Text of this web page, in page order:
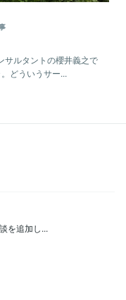
サルタントの櫻井義之で
どういうサー...
を追加し...